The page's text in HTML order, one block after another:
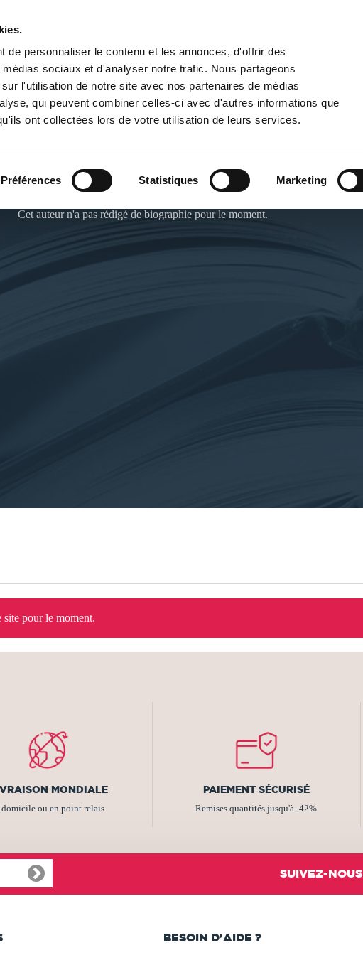
de personnaliser le contenu et les annonces, d'offrir des
sociaux et d'analyser notre trafic. Nous partageons
l'utilisation de notre site avec nos partenaires de médias
qui peuvent combiner celles-ci avec d'autres informations que
ont collectées lors de votre utilisation de leurs services.
Préférences Statistiques Marketing
UN LIVRE LIBRAIRIE
LAURENE ROY
Cet auteur n'a pas rédigé de biographie pour le moment.
site pour le moment.
MONDIALE
domicile ou en point relais
PAIEMENT SÉCURISÉ
Remises quantités jusqu'à -42%
SUIVEZ-NOUS
BESOIN D'AIDE ?